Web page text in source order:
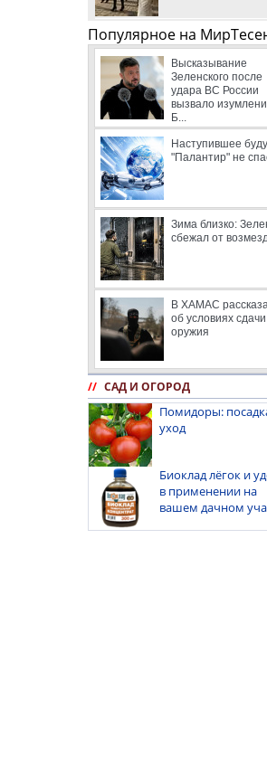
Популярное на
Высказывание
Зеленского после
удара ВС России
вызвало
Б...
Наступившее
"Палантир" не
Зима близко:
сбежал от
В ХАМАС
об условиях сдачи
оружия
// САД И ОГОРОД
Помидоры:
уход
Биоклад лёгок и
в применении на
вашем дачном